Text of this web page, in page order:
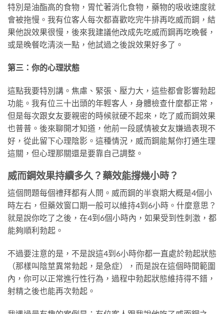
特別是油酯高的食物，胃忙著消化食物，藥物的吸收速度就
會被拖慢。我有位客人每次都喜歡吃完牛排再吃威而鋼，結
果他說效果很慢，後來我建議他改成先吃威而鋼再吃晚餐，
或是晚餐吃清淡一點，他試過之後說效果好多了。
第三：你的心理狀態
這點我要特別講。焦慮、緊張、壓力大，這些都會影響勃起
功能。我有位三十出頭的年輕客人，身體檢查什麼都正常，
但是每次跟女友要親密的時候就硬不起來，吃了威而鋼效果
也普普。後來聊開才知道，他前一段感情被女友嫌過表現不
好，從此留下心理陰影。這種情況，威而鋼能幫你打通生理
這關，但心理那關還是要靠自己調整。
威而鋼效果持續多久？藥效能撐幾小時？
這個問題每個禮拜都有人問。威而鋼的半衰期大概是4個小
時左右，但藥效窗口期一般可以維持4到6小時。什麼意思？
就是說你吃了之後，在4到6個小時內，如果受到性刺激，都
能夠順利勃起。
不過要注意的是，不是說這4到6小時你都一直處於勃起狀態
（那樣叫陰莖異常勃起，是急症），而是說在這個時間範圍
內，你可以正常進行性行為，過程中勃起狀態維持得不錯，
射精之後也能再次勃起。